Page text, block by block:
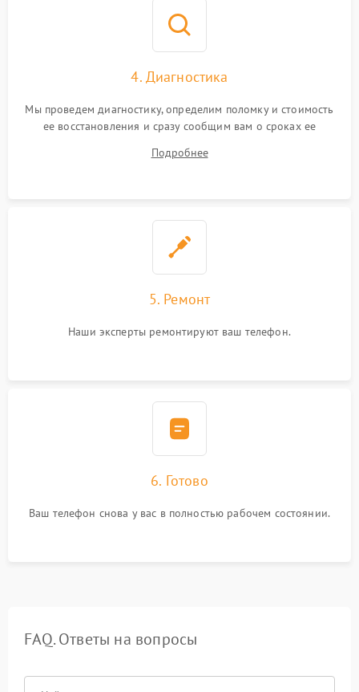
4. Диагностика
Мы проведем диагностику, определим поломку и стоимость
ее восстановления и сразу сообщим вам о сроках ее
Подробнее
5. Ремонт
Наши эксперты ремонтируют ваш телефон.
6. Готово
Ваш телефон снова у вас в полностью рабочем состоянии.
FAQ. Ответы на вопросы